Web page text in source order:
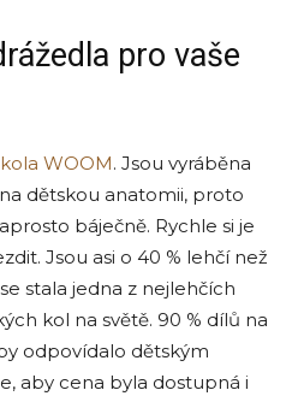
pro vaše
WOOM. Jsou vyráběna
dětskou anatomii, proto
báječně. Rychle si je
Jsou asi o 40 % lehčí než
stala jedna z nejlehčích
kol na světě. 90 % dílů na
odpovídalo dětským
aby cena byla dostupná i